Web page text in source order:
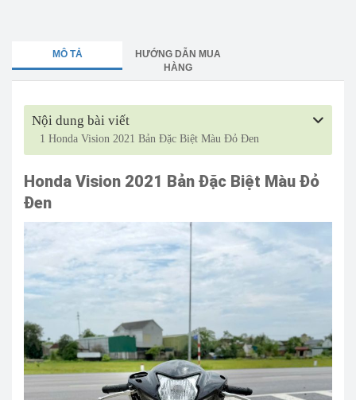
MÔ TẢ
HƯỚNG DẪN MUA
HÀNG
Nội dung bài viết
1 Honda Vision 2021 Bản Đặc Biệt Màu Đỏ Đen
Honda Vision 2021 Bản Đặc Biệt Màu Đỏ
Đen